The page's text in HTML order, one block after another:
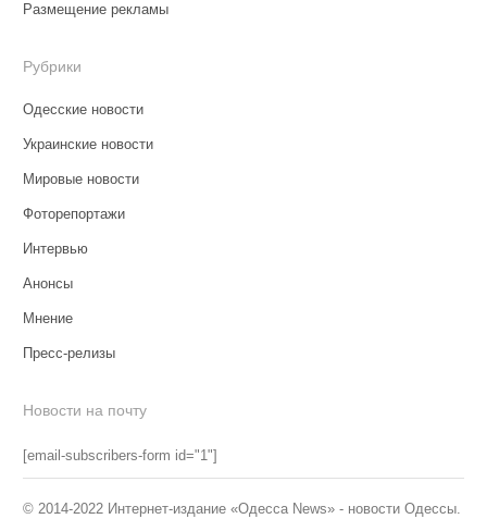
Размещение рекламы
Рубрики
Одесские новости
Украинские новости
Мировые новости
Фоторепортажи
Интервью
Анонсы
Мнение
Пресс-релизы
Новости на почту
[email-subscribers-form id="1"]
© 2014-2022 Интернет-издание «Одесса News» - новости Одессы.